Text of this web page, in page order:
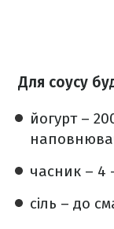
Для соусу
йогурт –
часник – 4
сіль – до